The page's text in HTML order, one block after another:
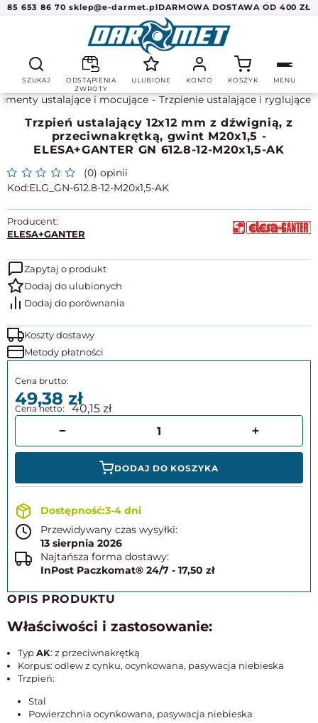
85 653 86 70 sklep@e-darmet.plDARMOWA DOSTAWA OD 400 ZŁ
SZUKAJ
ODSTĄPIENIA
ZWROTY
ULUBIONE KONTO KOSZYK MENU
ustalające i mocujące Trzpienie ustalające i ryglujące
Trzpień ustalający 12x12 mm z dźwignią, z
przeciwnakrętką, gwint M20x1,5 -
ELESA+GANTER GN 612.8-12-M20x1,5-AK
(0) opinii
ELG_GN-612.8-12-M20x1,5-AK
Producent:
ELESA+GANTER
Zapytaj o produkt
Koszty dostawy
Metody płatności
49,38 40,15
DODAJ DO KOSZYKA
3-4 dni
Przewidywany czas wysyłki:
13 sierpnia 2026
Najtańsza forma dostawy:
InPost Paczkomat® 24/7 - 17,50 zł
OPIS PRODUKTU
Właściwości i zastosowanie:
TypAK: z przeciwnakrętką
Korpus: odlew z cynku, ocynkowana, pasywacja niebieska
Trzpień:
Stal
Powierzchnia ocynkowana, pasywacja niebieska